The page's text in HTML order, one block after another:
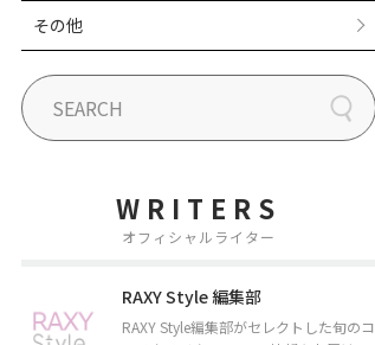
その他
WRITERS
オフィシャルライター
RAXY Style 編集部
RAXY Style編集部がセレクトした旬のコ